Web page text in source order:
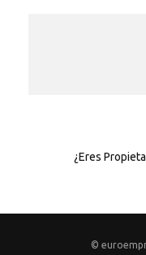
¿Eres
©